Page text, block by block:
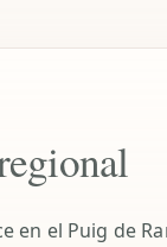
en el Puig de